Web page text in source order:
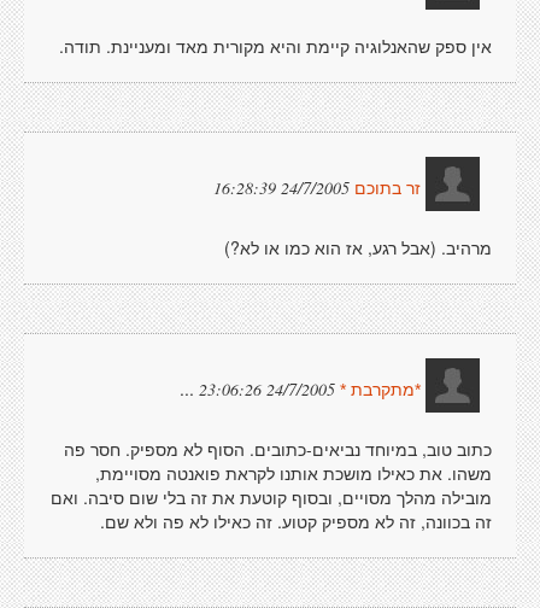
אין ספק שהאנלוגיה קיימת והיא מקורית מאד ומעניינת. תודה.
זר בתוכם 24/7/2005 16:28:39
מרהיב. (אבל רגע, אז הוא כמו או לא?)
*מתקרבת * 24/7/2005 23:06:26
...
כתוב טוב, במיוחד נביאים-כתובים. הסוף לא מספיק. חסר פה
משהו. את כאילו מושכת אותנו לקראת פואנטה מסויימת,
מובילה מהלך מסויים, ובסוף קוטעת את זה בלי שום סיבה. ואם
זה בכוונה, זה לא מספיק קטוע. זה כאילו לא פה ולא שם.